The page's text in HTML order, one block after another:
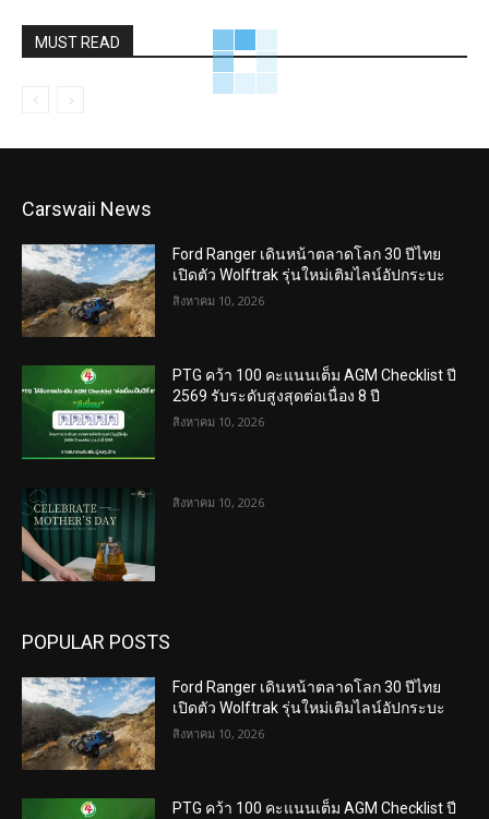
MUST READ
Carswaii News
Ford Ranger เดินหน้าตลาดโลก 30 ปีไทย
เปิดตัว Wolftrak รุ่นใหม่เติมไลน์อัปกระบะ
สิงหาคม 10, 2026
PTG คว้า 100 คะแนนเต็ม AGM Checklist ปี
2569 รับระดับสูงสุดต่อเนื่อง 8 ปี
สิงหาคม 10, 2026
สิงหาคม 10, 2026
POPULAR POSTS
Ford Ranger เดินหน้าตลาดโลก 30 ปีไทย
เปิดตัว Wolftrak รุ่นใหม่เติมไลน์อัปกระบะ
สิงหาคม 10, 2026
PTG คว้า 100 คะแนนเต็ม AGM Checklist ปี